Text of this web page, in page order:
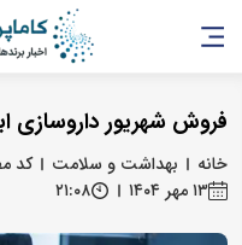
فروش شهریور داروسازی
خانه بهداشت و سلامت
کد
۱۳ مهر ۱۴۰۴
۲۱:۰۸